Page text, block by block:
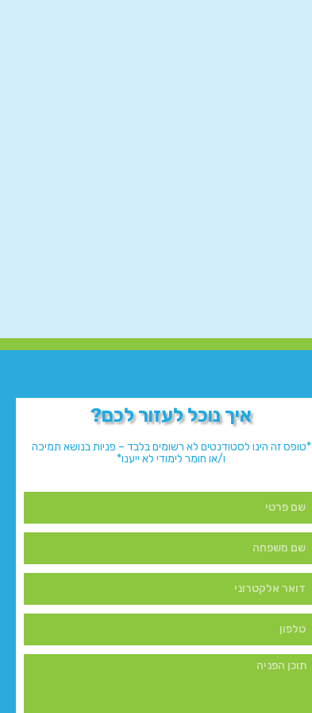
איך נוכל לעזור לכם?
*טופס זה הינו לסטודנטים לא רשומים בלבד – פניות בנושא תמיכה
ו/או חומר לימודי לא ייענו*